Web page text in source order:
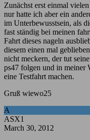
Zunächst erst einmal
nur hatte ich aber ein
im Unterbewusstsein, als
fast ständig bei meinen
Fahrt dieses nageln
diesem einen mal
nicht meckern, der tut
ps47 folgen und in meiner
eine Testfahrt machen.
Gruß wiewo25
A
ASX1
March 30, 2012